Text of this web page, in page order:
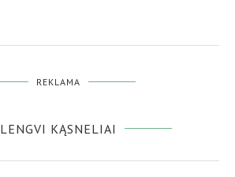
REKLAMA
LENGVI KĄSNELIAI